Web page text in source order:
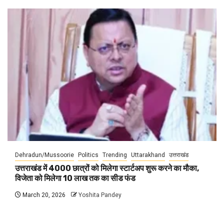
Dehradun/Mussoorie Politics Trending Uttarakhand उत्तराखंड
उत्तराखंड में 4000 छात्रों को मिलेगा स्टार्टअप शुरू करने का मौका,
विजेता को मिलेगा 10 लाख तक का सीड फंड
March 20, 2026 Yoshita Pandey